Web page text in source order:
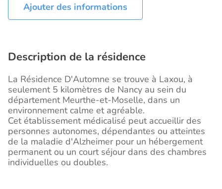
Ajouter des informations
Description de la résidence
La Résidence D'Automne se trouve à Laxou, à
seulement 5 kilomètres de Nancy au sein du
département Meurthe-et-Moselle, dans un
environnement calme et agréable.
Cet établissement médicalisé peut accueillir des
personnes autonomes, dépendantes ou atteintes
de la maladie d'Alzheimer pour un hébergement
permanent ou un court séjour dans des chambres
individuelles ou doubles.